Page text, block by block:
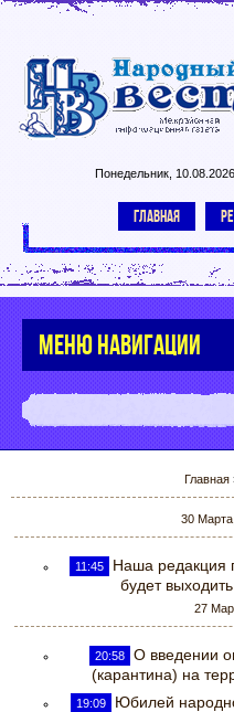
Понедельник, 10.08.2026
ГЛАВНАЯ
МЕНЮ НАВИГАЦИИ
Главная
30
11:45
Наша редакция
будет
27
20:58
О введении
(карантина) на
19:09
Юбилей